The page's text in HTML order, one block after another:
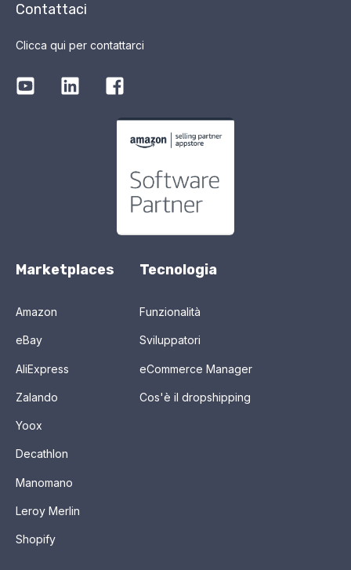
Contattaci
Clicca qui per contattarci
Marketplaces
Amazon
eBay
AliExpress
Zalando
Yoox
Decathlon
Manomano
Leroy Merlin
Shopify
Tecnologia
Funzionalità
Sviluppatori
eCommerce Manager
Cos'è il dropshipping